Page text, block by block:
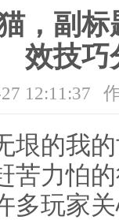
，副
效技巧
12:11:37
垠的我
苦力怕
多玩家